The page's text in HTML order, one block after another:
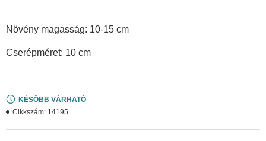
Növény magasság: 10-15 cm
Cserépméret: 10 cm
KÉSŐBB VÁRHATÓ
Cikkszám: 14195